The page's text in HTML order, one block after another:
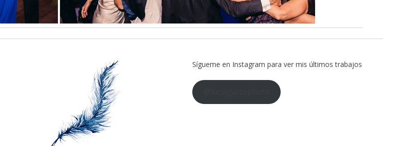
Sígueme en Instagram para ver mis últimos trabajos